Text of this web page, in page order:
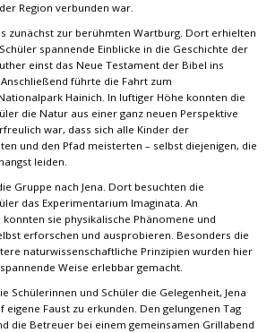
Region verbunden war.
zunächst zur berühmten Wartburg. Dort erhielten
spannende Einblicke in die Geschichte der
einst das Neue Testament der Bibel ins
führte die Fahrt zum
Hainich. In luftiger Höhe konnten die
die Natur aus einer ganz neuen Perspektive
war, dass sich alle Kinder der
und den Pfad meisterten – selbst diejenigen, die
leiden.
Gruppe nach Jena. Dort besuchten die
das Experimentarium Imaginata. An
sie physikalische Phänomene und
erforschen und ausprobieren. Besonders die
naturwissenschaftliche Prinzipien wurden hier
Weise erlebbar gemacht.
Schülerinnen und Schüler die Gelegenheit, Jena
eigene Faust zu erkunden. Den gelungenen Tag
die Betreuer bei einem gemeinsamen Grillabend